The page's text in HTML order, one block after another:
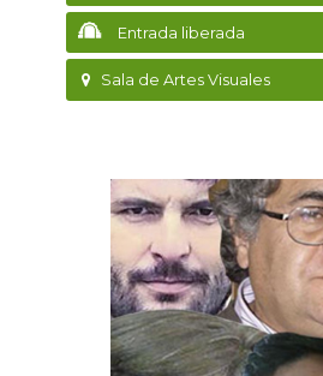
Entrada liberada
Sala de Artes Visuales